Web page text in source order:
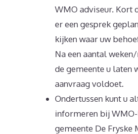
WMO adviseur. Kort
er een gesprek
kijken waar uw
Na een aantal
de gemeente u laten
aanvraag voldoet.
Ondertussen kunt u
informeren bij
gemeente De Fryske